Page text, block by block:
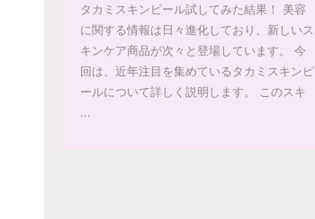
タカミスキンピール試してみた結果！ 美容
に関する情報は日々進化しており、新しいス
キンケア商品が次々と登場しています。 今
回は、近年注目を集めているタカミスキンピ
ールについて詳しく説明します。 このスキ
...